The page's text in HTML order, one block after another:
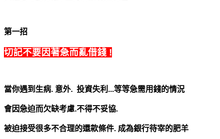
第一招
切記不要因著急而亂借錢 !
當你遇到生病. 意外. 投資失利...等等急需用錢的情況
會因急迫而欠缺考慮.不得不妥協.
被迫接受很多不合理的還款條件. 成為銀行待宰的肥羊